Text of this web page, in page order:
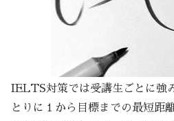
IELTS対策では受講生ごとに強
とりに１から目標までの最短距